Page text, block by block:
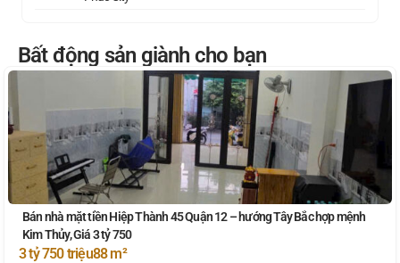
Bất động sản giành cho bạn
Bán nhà mặt tiền Hiệp Thành 45 Quận 12 – hướng Tây Bắc hợp mệnh
Kim Thủy, Giá 3 tỷ 750
3 tỷ 750 triệu88 m²